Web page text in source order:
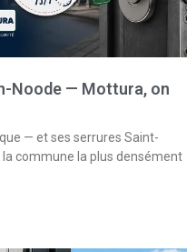
Noode — Mottura, on
— et ses serrures Saint-
commune la plus densément